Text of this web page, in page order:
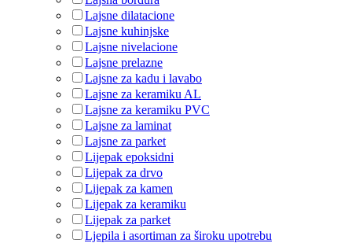
Lajsne dilatacione
Lajsne kuhinjske
Lajsne nivelacione
Lajsne prelazne
Lajsne za kadu i lavabo
Lajsne za keramiku AL
Lajsne za keramiku PVC
Lajsne za laminat
Lajsne za parket
Lijepak epoksidni
Lijepak za drvo
Lijepak za kamen
Lijepak za keramiku
Lijepak za parket
Ljepila i asortiman za široku upotrebu